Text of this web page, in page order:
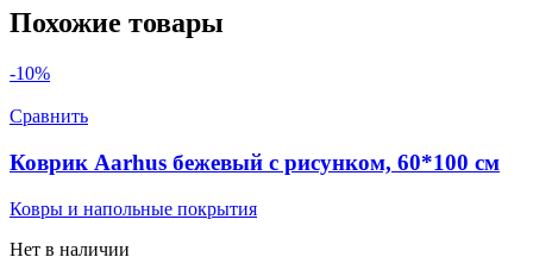
Похожие товары
-10%
Сравнить
Коврик Aarhus бежевый с рисунком, 60*100 см
Ковры и напольные покрытия
Нет в наличии